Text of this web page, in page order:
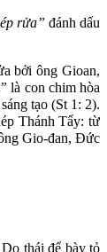
rửa” đánh dấu
bởi ông Gioan,
là con chim hòa
tạo (St 1: 2).
Thánh Tẩy: từ
Gio-đan, Đức
thái để bày tỏ